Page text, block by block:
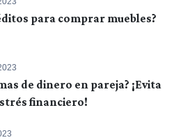
para comprar muebles?
de dinero en pareja? ¡Evita
financiero!